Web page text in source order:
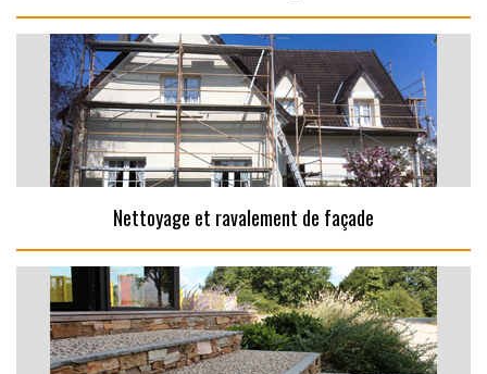
Nettoyage et ravalement de façade